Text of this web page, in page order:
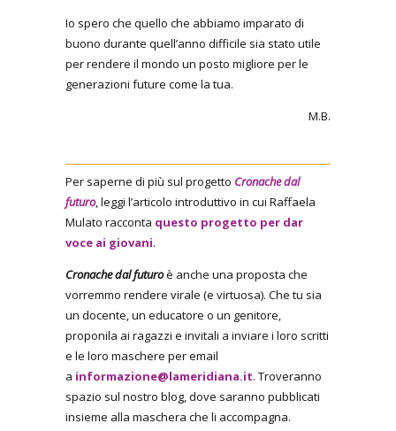
Io spero che quello che abbiamo imparato di
buono durante quell’anno difficile sia stato utile
per rendere il mondo un posto migliore per le
generazioni future come la tua.
M.B.
Per saperne di più sul progetto Cronache dal
futuro, leggi l’articolo introduttivo in cui Raffaela
Mulato racconta questo progetto per dar
voce ai giovani.
Cronache dal futuroè anche una proposta che
vorremmo rendere virale (e virtuosa). Che tu sia
un docente, un educatore o un genitore,
proponila ai ragazzi e invitali a inviare i loro scritti
e le loro maschere per email
a informazione@lameridiana.it. Troveranno
spazio sul nostro blog, dove saranno pubblicati
insieme alla maschera che li accompagna.